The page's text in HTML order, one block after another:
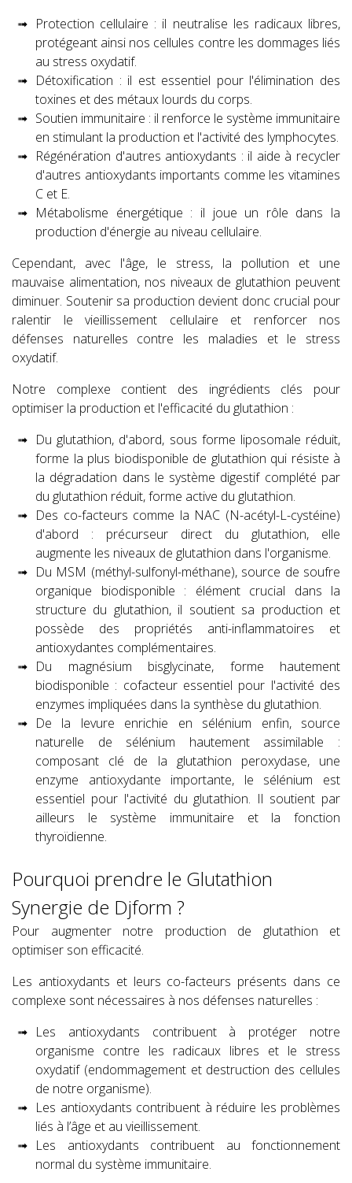
Protection cellulaire : il neutralise les radicaux libres,
protégeant ainsi nos cellules contre les dommages liés
au stress oxydatif.
Détoxification : il est essentiel pour l'élimination des
toxines et des métaux lourds du corps.
Soutien immunitaire : il renforce le système immunitaire
en stimulant la production et l'activité des lymphocytes.
Régénération d'autres antioxydants : il aide à recycler
d'autres antioxydants importants comme les vitamines
C et E.
Métabolisme énergétique : il joue un rôle dans la
production d'énergie au niveau cellulaire.
Cependant, avec l'âge, le stress, la pollution et une
mauvaise alimentation, nos niveaux de glutathion peuvent
diminuer. Soutenir sa production devient donc crucial pour
ralentir le vieillissement cellulaire et renforcer nos
défenses naturelles contre les maladies et le stress
oxydatif.
Notre complexe contient des ingrédients clés pour
optimiser la production et l'efficacité du glutathion :
Du glutathion, d'abord, sous forme liposomale réduit,
forme la plus biodisponible de glutathion qui résiste à
la dégradation dans le système digestif complété par
du glutathion réduit, forme active du glutathion.
Des co-facteurs comme la NAC (N-acétyl-L-cystéine)
d'abord : précurseur direct du glutathion, elle
augmente les niveaux de glutathion dans l'organisme.
Du MSM (méthyl-sulfonyl-méthane), source de soufre
organique biodisponible : élément crucial dans la
structure du glutathion, il soutient sa production et
possède des propriétés anti-inflammatoires et
antioxydantes complémentaires.
Du magnésium bisglycinate, forme hautement
biodisponible : cofacteur essentiel pour l'activité des
enzymes impliquées dans la synthèse du glutathion.
De la levure enrichie en sélénium enfin, source
naturelle de sélénium hautement assimilable :
composant clé de la glutathion peroxydase, une
enzyme antioxydante importante, le sélénium est
essentiel pour l'activité du glutathion. Il soutient par
ailleurs le système immunitaire et la fonction
thyroïdienne.
Pourquoi prendre le Glutathion
Synergie de Djform ?
Pour augmenter notre production de glutathion et
optimiser son efficacité.
Les antioxydants et leurs co-facteurs présents dans ce
complexe sont nécessaires à nos défenses naturelles :
Les antioxydants contribuent à protéger notre
organisme contre les radicaux libres et le stress
oxydatif (endommagement et destruction des cellules
de notre organisme).
Les antioxydants contribuent à réduire les problèmes
liés à l’âge et au vieillissement.
Les antioxydants contribuent au fonctionnement
normal du système immunitaire.